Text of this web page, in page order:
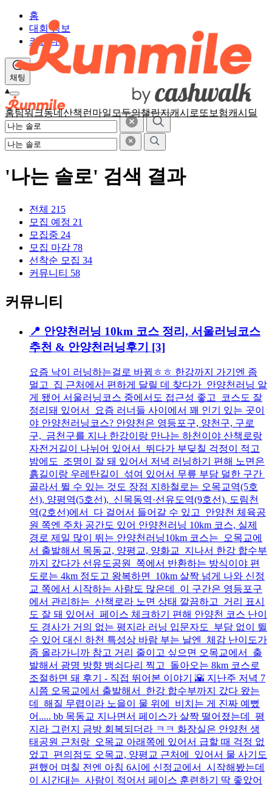
홈팀워크동네산책 런마일 모두의챌린지캐시로또 보험캐시딜
홈
대회 정보
커뮤니티
채팅
'나는 솔로' 검색 결과
전체 215
모집 예정 21
모집중 24
모집 마감 78
선착순 모집 34
커뮤니티 58
커뮤니티
📍 안양천러닝 10km 코스 정리, 서울러닝코스
추천 & 안양천러닝후기 [3]
요즘 낙이 러닝하는걸로 바뀜ㅎㅎ 한강까지 가기엔 좀
멀고 집 근처에서 편하게 달릴 데 찾다가 안양천러닝 알
게 됐어 서울러닝코스 중에서도 접근성 좋고 코스도 잘
정리돼 있어서 요즘 러너들 사이에서 꽤 인기 있는 곳이
야 안양천러닝코스? 안양천은 영등포구, 양천구, 구로
구, 금천구를 지나 한강이랑 만나는 하천이야 산책로랑
자전거길이 나뉘어 있어서 뛰다가 부딪칠 걱정이 적고
밤에도 조명이 잘 돼 있어서 저녁 러닝하기 편해 노면은
흙길이랑 우레탄길이 섞여 있어서 무릎 부담 덜한 구간
골라서 뛸 수 있는 것도 장점 지하철로는 오목교역(5호
선), 양평역(5호선), 신목동역·선유도역(9호선), 도림천
역(2호선)에서 다 걸어서 들어갈 수 있고 안양천 체육공
원 쪽엔 주차 공간도 있어 안양천러닝 10km 코스, 실제
경로 제일 많이 뛰는 안양천러닝10km 코스는 오목교에
서 출발해서 목동교, 양평교, 양화교 지나서 한강 합수부
까지 갔다가 선유도공원 쪽에서 반환하는 방식이야 편
도로는 4km 정도고 왕복하면 10km 살짝 넘게 나와 신정
교 쪽에서 시작하는 사람도 많은데 이 구간은 영등포구
에서 관리하는 산책로라 노면 상태 깔끔하고 거리 표시
도 잘 돼 있어서 페이스 체크하기 편해 안양천 코스 난이
도 경사가 거의 없는 평지라 러닝 입문자도 부담 없이 뛸
수 있어 대신 하천 특성상 바람 부는 날엔 체감 난이도가
좀 올라가니까 참고 거리 줄이고 싶으면 오목교에서 출
발해서 광명 방향 뱀쇠다리 찍고 돌아오는 8km 코스로
조절하면 돼 후기 - 직접 뛰어본 이야기 🌇 지난주 저녁 7
시쯤 오목교에서 출발해서 한강 합수부까지 갔다 왔는
데 해질 무렵이라 노을이 물 위에 비치는 게 진짜 예뻤
어..... bb 목동교 지나면서 페이스가 살짝 떨어졌는데 평
지라 그런지 금방 회복되더라 ㅋㅋ 화장실은 안양천 생
태공원 근처랑 오목교 아래쪽에 있어서 급할 때 걱정 없
었고 편의점도 오목교, 양평교 근처에 있어서 물 사기도
편했어 며칠 전엔 아침 6시에 신정교에서 시작해봤는데
이 시간대는 사람이 적어서 페이스 훈련하기 딱 좋았어